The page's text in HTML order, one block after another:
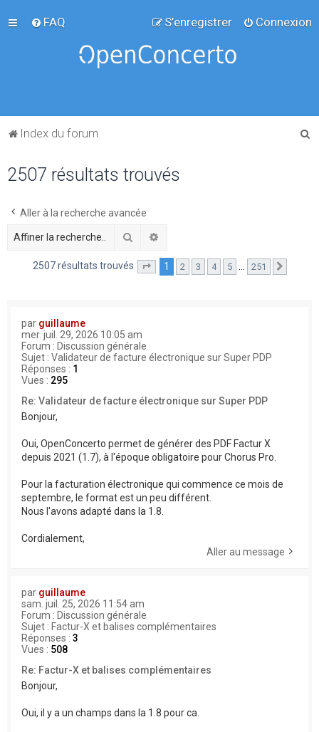
FAQ Connexion
S’enregistrer
Index du forum
2507 résultats trouvés
Aller à la recherche avancée
Rechercher
2507 résultats trouvés Page sur251
1 2 3 4 5 … 251
par guillaume
mer. juil. 29, 2026 10:05 am
Forum : Discussion générale
Sujet : Validateur de facture électronique sur Super PDP
Réponses : 1
Vues : 295
Re: Validateur de facture électronique sur Super PDP
Bonjour,
Oui, OpenConcerto permet de générer des PDF Factur X
depuis 2021 (1.7), à l'époque obligatoire pour Chorus Pro.
Pour la facturation électronique qui commence ce mois de
septembre, le format est un peu différent.
Nous l'avons adapté dans la 1.8.
Cordialement,
Aller au message
par guillaume
sam. juil. 25, 2026 11:54 am
Forum : Discussion générale
Sujet : Factur-X et balises complémentaires
Réponses : 3
Vues : 508
Re: Factur-X et balises complémentaires
Bonjour,
Oui, il y a un champs dans la 1.8 pour ca.